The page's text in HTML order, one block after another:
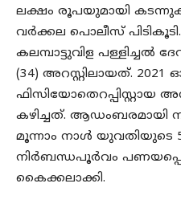
ലക്ഷം രൂപയുമായി
വർക്കല പൊലീസ് പിടികൂടി.
കലമ്പാട്ടുവിള
(34) അറസ്റ്റിലായത്. 2021
ഫിസിയോതെറപ്പിസ്റ്റായ
കഴിച്ചത്. ആ‍ഡംബരമായി
മൂന്നാം നാൾ യുവതിയുടെ
നിർബന്ധപൂർവം
കൈക്കലാക്കി.